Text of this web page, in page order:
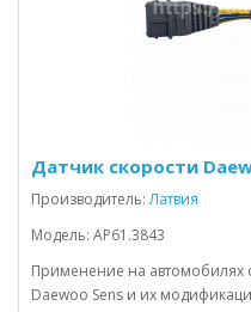
Датчик скорости
Производитель:Латвия
Модель: АР61.3843
Применение на автомобилях
Daewoo Sens и их